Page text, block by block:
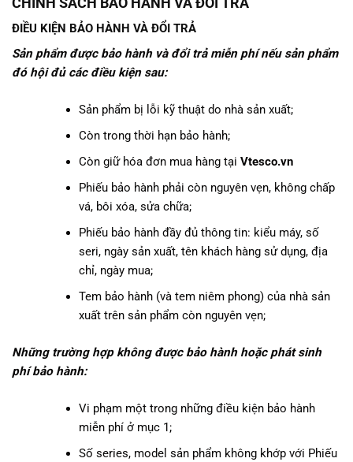
ĐIỀU KIỆN BẢO HÀNH VÀ ĐỔI TRẢ
Sản phẩm được bảo hành và đổi trả miễn phí nếu sản phẩm
đó hội đủ các điều kiện sau:
Sản phẩm bị lỗi kỹ thuật do nhà sản xuất;
Còn trong thời hạn bảo hành;
Còn giữ hóa đơn mua hàng tạiVtesco.vn
Phiếu bảo hành phải còn nguyên vẹn, không chấp
vá, bôi xóa, sửa chữa;
Phiếu bảo hành đầy đủ thông tin: kiểu máy, số
seri, ngày sản xuất, tên khách hàng sử dụng, địa
chỉ, ngày mua;
Tem bảo hành (và tem niêm phong) của nhà sản
xuất trên sản phẩm còn nguyên vẹn;
Những trường hợp không được bảo hành hoặc phát sinh
phí bảo hành:
Vi phạm một trong những điều kiện bảo hành
miễn phí ở mục 1;
Số series, model sản phẩm không khớp với Phiếu